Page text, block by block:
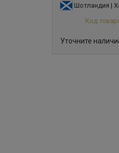
Шотландия |
Код
Уточните